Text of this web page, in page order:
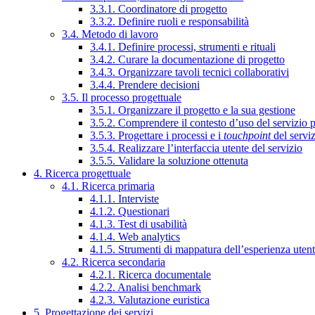
3.3.1. Coordinatore di progetto
3.3.2. Definire ruoli e responsabilità
3.4. Metodo di lavoro
3.4.1. Definire processi, strumenti e rituali
3.4.2. Curare la documentazione di progetto
3.4.3. Organizzare tavoli tecnici collaborativi
3.4.4. Prendere decisioni
3.5. Il processo progettuale
3.5.1. Organizzare il progetto e la sua gestione
3.5.2. Comprendere il contesto d’uso del servizio
3.5.3. Progettare i processi e i touchpointdel
3.5.4. Realizzare l’interfaccia utente del servizio
3.5.5. Validare la soluzione ottenuta
4. Ricerca progettuale
4.1. Ricerca primaria
4.1.1. Interviste
4.1.2. Questionari
4.1.3. Test di usabilità
4.1.4. Web analytics
4.1.5. Strumenti di mappatura dell’esperienza
4.2. Ricerca secondaria
4.2.1. Ricerca documentale
4.2.2. Analisi benchmark
4.2.3. Valutazione euristica
5. Progettazione dei servizi